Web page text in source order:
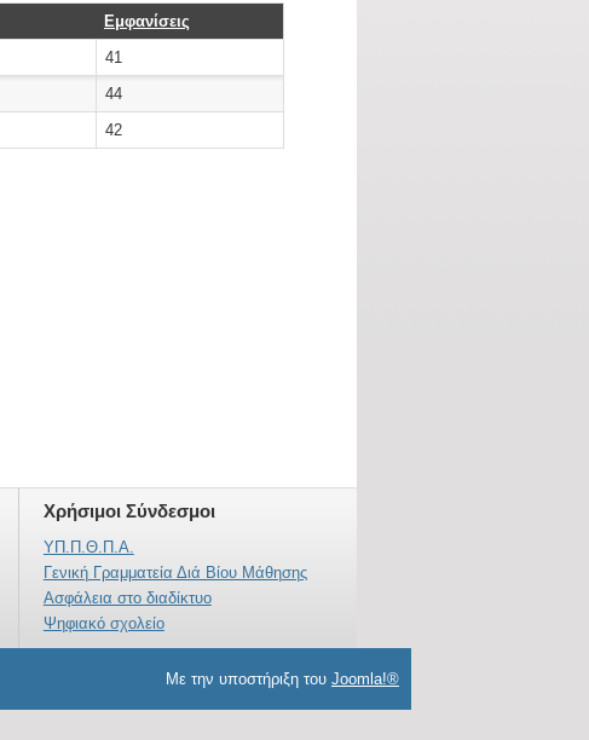
Εμφανίσεις
41
44
42
Χρήσιμοι Σύνδεσμοι
ΥΠ.Π.Θ.Π.Α.
Γενική Γραμματεία Διά Βίου Μάθησης
Ασφάλεια στο διαδίκτυο
Ψηφιακό σχολείο
Με την υποστήριξη του Joomla!®